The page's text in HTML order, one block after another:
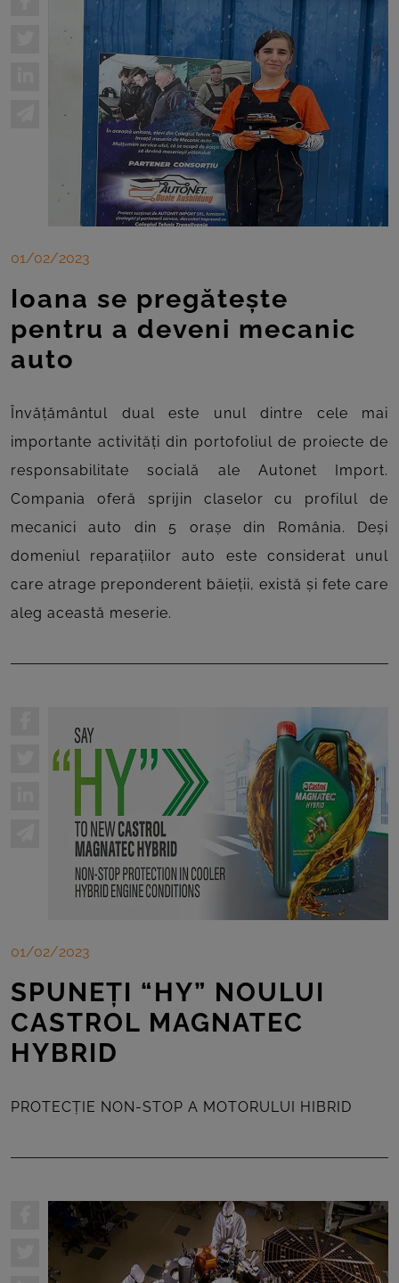
01/02/2023
Ioana se pregătește
pentru a deveni mecanic
auto
Învățământul dual este unul dintre cele mai
importante activități din portofoliul de proiecte de
responsabilitate socială ale Autonet Import.
Compania oferă sprijin claselor cu profilul de
mecanici auto din 5 orașe din România. Deși
domeniul reparațiilor auto este considerat unul
care atrage preponderent băieții, există și fete care
aleg această meserie.
01/02/2023
SPUNEȚI “HY” NOULUI
CASTROL MAGNATEC
HYBRID
PROTECȚIE NON-STOP A MOTORULUI HIBRID